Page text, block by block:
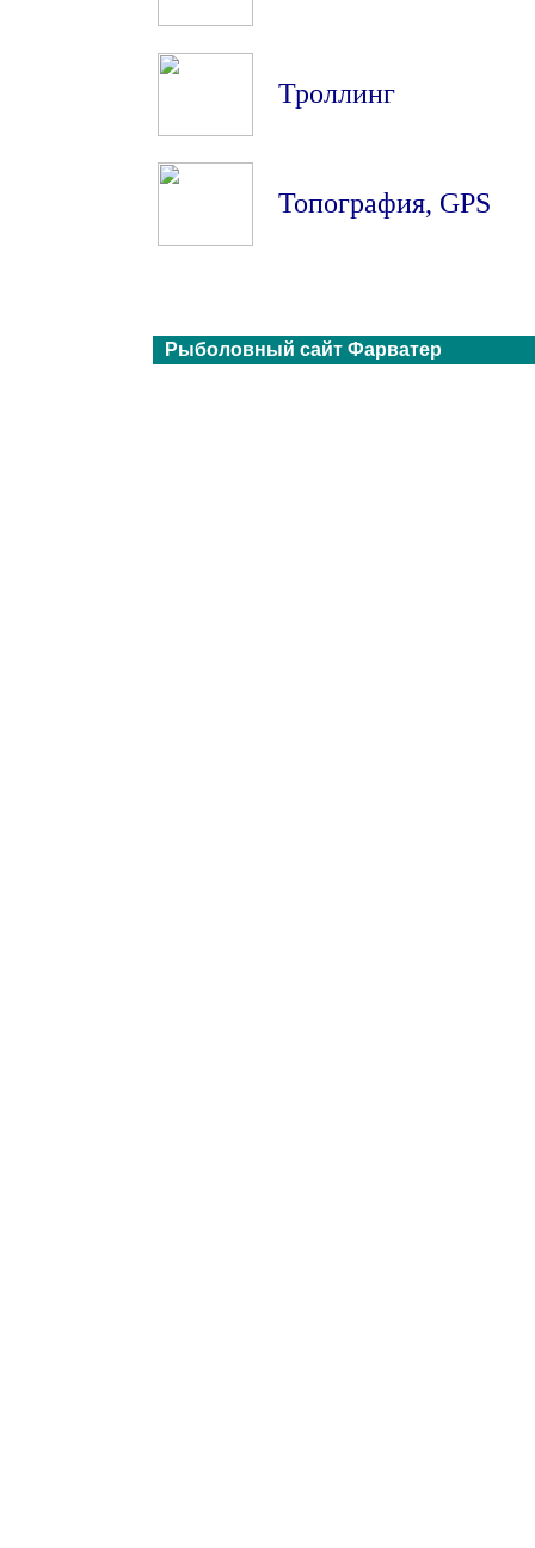
Троллинг
Топография, GPS
Рыболовный сайт Фарватер